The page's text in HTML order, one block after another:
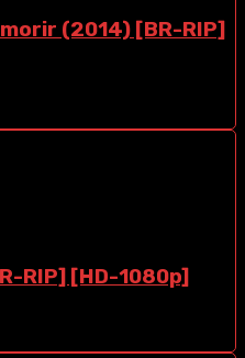
(2014) [BR-RIP]
RIP] [HD-1080p]